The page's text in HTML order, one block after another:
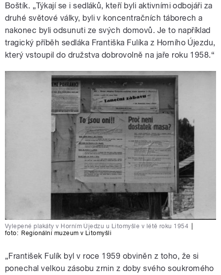
Boštík. „Týkají se i sedláků, kteří byli aktivními odbojáři za
druhé světové války, byli v koncentračních táborech a
nakonec byli odsunuti ze svých domovů. Je to například
tragický příběh sedláka Františka Fulíka z Horního Újezdu,
který vstoupil do družstva dobrovolně na jaře roku 1958.“
Vylepené plakáty v Horním Újedzu u Litomyšle v létě roku 1954
foto: Regionální muzeum v Litomyšli
„František Fulík byl v roce 1959 obviněn z toho, že si
ponechal velkou zásobu zrnin z doby svého soukromého